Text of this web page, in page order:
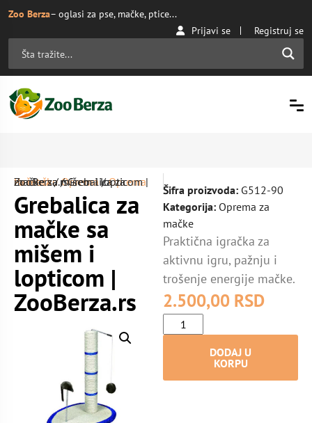
Zoo Berza– oglasi za pse, mačke, ptice...
Prijavi se
Registruj se
Početna/Oprema/
Oprema za mačke
/ Grebalica za mačke sa mišem i lopticom | ZooBerza.rs
Grebalica za
mačke sa
mišem i
lopticom |
ZooBerza.rs
Šifra proizvoda: G512-90
Kategorija: Oprema za
mačke
Praktična igračka za
aktivnu igru, pažnju i
trošenje energije mačke.
2.500,00 RSD
DODAJ U
KORPU